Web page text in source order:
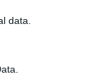
data.